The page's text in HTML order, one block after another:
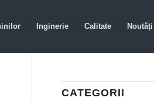
Inginerie Calitate Noutăți
CATEGORII